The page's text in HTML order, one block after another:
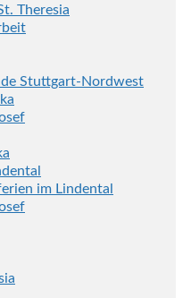
Theresia
Stuttgart-Nordwest
im Lindental